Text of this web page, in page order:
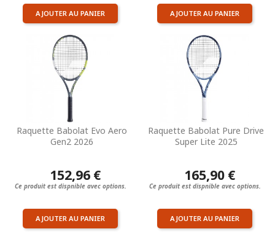
AJOUTER AU PANIER AJOUTER AU PANIER
Raquette Babolat Evo Aero
Gen2 2026
152,96 €
Ce produit est dispnible avec options.
AJOUTER AU PANIER
Raquette Babolat Pure Drive
Super Lite 2025
165,90 €
Ce produit est dispnible avec options.
AJOUTER AU PANIER